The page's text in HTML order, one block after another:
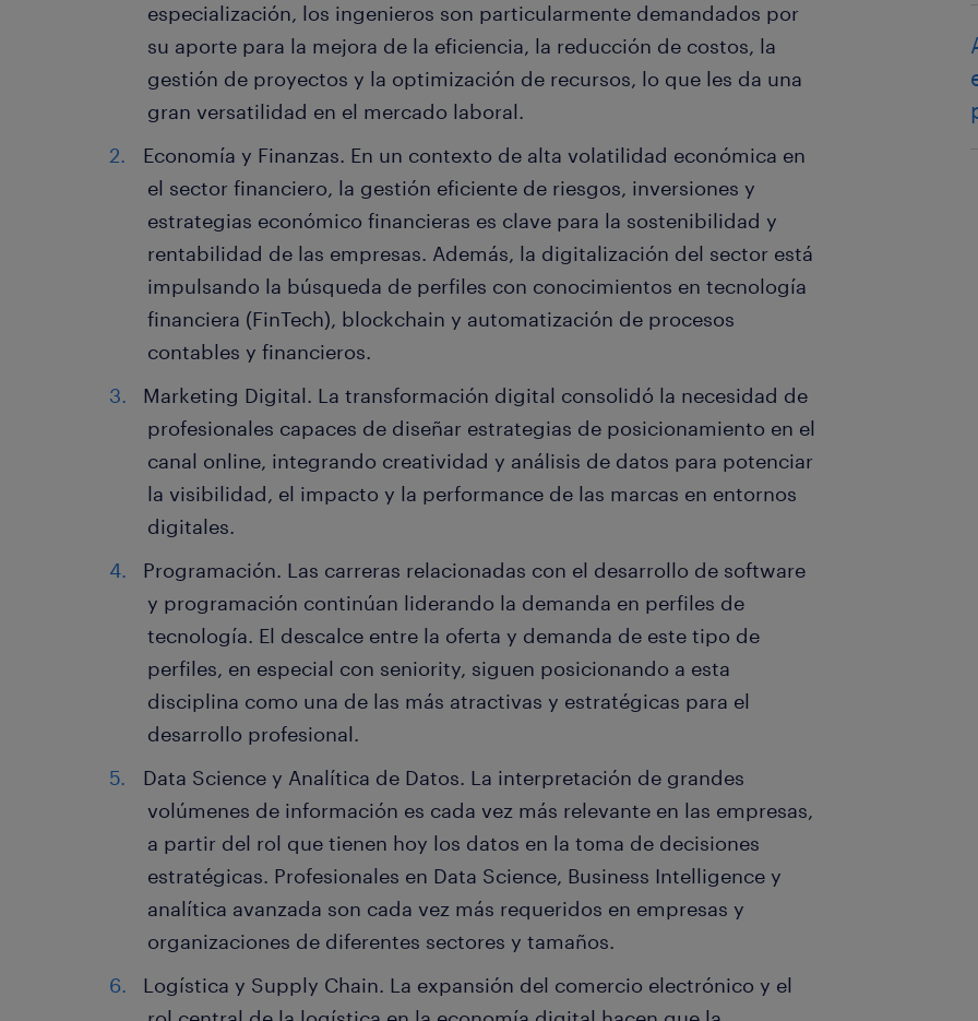
especialización, los ingenieros son particularmente demandados por
su aporte para la mejora de la eficiencia, la reducción de costos, la
gestión de proyectos y la optimización de recursos, lo que les da una
gran versatilidad en el mercado laboral.
Economía y Finanzas. En un contexto de alta volatilidad económica en
el sector financiero, la gestión eficiente de riesgos, inversiones y
estrategias económico financieras es clave para la sostenibilidad y
rentabilidad de las empresas. Además, la digitalización del sector está
impulsando la búsqueda de perfiles con conocimientos en tecnología
financiera (FinTech), blockchain y automatización de procesos
contables y financieros.
Marketing Digital. La transformación digital consolidó la necesidad de
profesionales capaces de diseñar estrategias de posicionamiento en el
canal online, integrando creatividad y análisis de datos para potenciar
la visibilidad, el impacto y la performance de las marcas en entornos
digitales.
Programación. Las carreras relacionadas con el desarrollo de software
y programación continúan liderando la demanda en perfiles de
tecnología. El descalce entre la oferta y demanda de este tipo de
perfiles, en especial con seniority, siguen posicionando a esta
disciplina como una de las más atractivas y estratégicas para el
desarrollo profesional.
Data Science y Analítica de Datos. La interpretación de grandes
volúmenes de información es cada vez más relevante en las empresas,
a partir del rol que tienen hoy los datos en la toma de decisiones
estratégicas. Profesionales en Data Science, Business Intelligence y
analítica avanzada son cada vez más requeridos en empresas y
organizaciones de diferentes sectores y tamaños.
Logística y Supply Chain. La expansión del comercio electrónico y el